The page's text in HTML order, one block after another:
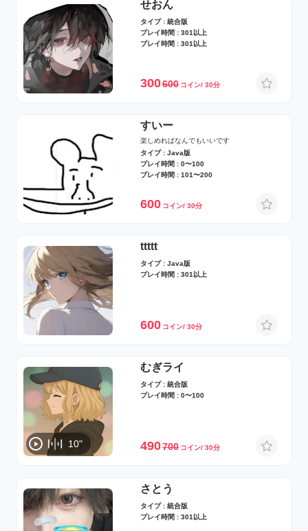
せおん
タイプ : 統合版
プレイ時間 : 301以上
プレイ時間 : 301以上
300600 コイン/ 30分
すいー
楽しめればなんでもいいです
タイプ : Java版
プレイ時間 : 0〜100
プレイ時間 : 101〜200
600 コイン/ 30分
ttttt
タイプ : Java版
プレイ時間 : 301以上
600 コイン/ 30分
10"
むぎライ
タイプ : 統合版
プレイ時間 : 0〜100
490700 コイン/ 30分
さとう
タイプ : 統合版
プレイ時間 : 301以上